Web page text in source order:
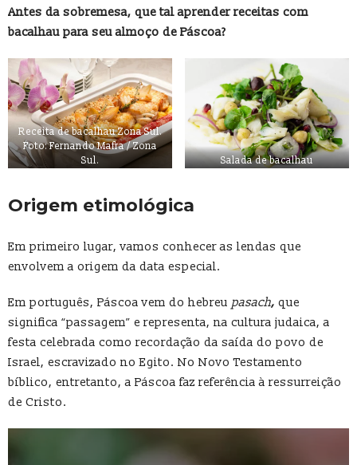
Antes da sobremesa, que tal aprender receitas com
bacalhau para seu almoço de Páscoa?
Receita de bacalhau Zona Sul.
Foto: Fernando Mafra / Zona
Sul.
Salada de bacalhau
Origem etimológica
Em primeiro lugar, vamos conhecer as lendas que
envolvem a origem da data especial.
Em português, Páscoa vem do hebreu pasach, que
significa “passagem” e representa, na cultura judaica, a
festa celebrada como recordação da saída do povo de
Israel, escravizado no Egito. No Novo Testamento
bíblico, entretanto, a Páscoa faz referência à ressurreição
de Cristo.